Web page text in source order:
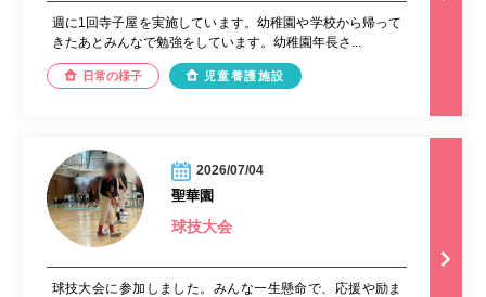
週に1回寺子屋を実施しています。幼稚園や学校から帰って
きたあとみんなで勉強をしています。幼稚園年長さ...
日常の様子 児童養護施設
2026/07/04
聖華園
球技大会
球技大会に参加しました。みんな一生懸命で、応援や励ま